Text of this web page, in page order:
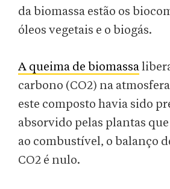
da biomassa estão os
óleos vegetais e o biogás.
A queima de biomassa
carbono (CO2) na
este composto havia sido
absorvido pelas plantas
ao combustível, o balanço
CO2 é nulo.